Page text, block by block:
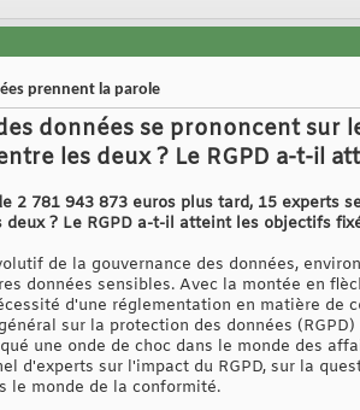
prennent la parole
données se prononcent sur
les deux ? Le RGPD a-t-il
2 781 943 873 euros plus tard, 15 experts
? Le RGPD a-t-il atteint les objectifs
de la gouvernance des données,
données sensibles. Avec la montée en
d'une réglementation en matière de
sur la protection des données
une onde de choc dans le monde des
d'experts sur l'impact du RGPD, sur la
le monde de la conformité.